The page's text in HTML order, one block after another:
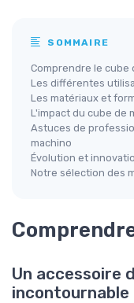
SOMMAIRE
Comprendre le cube
Les différentes
Les matériaux et
L'impact du cube de
Astuces de
machino
Évolution et
Notre sélection des
Un accessoire
incontournable